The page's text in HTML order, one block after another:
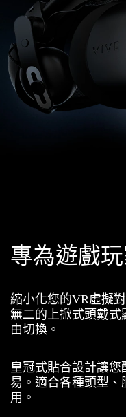
專為遊戲
縮小化您的VR虛擬
無二的上掀式頭戴式
由切換。
皇冠式貼合設計讓
易。適合各種頭型
用。